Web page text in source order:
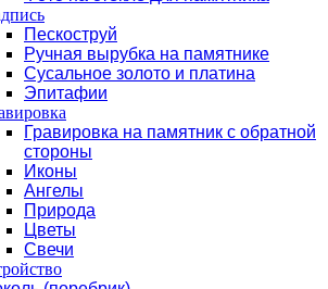
Пескоструй
Ручная вырубка на памятнике
Сусальное золото и платина
Эпитафии
Гравировка на памятник с обратной
стороны
Иконы
Ангелы
Природа
Цветы
Свечи